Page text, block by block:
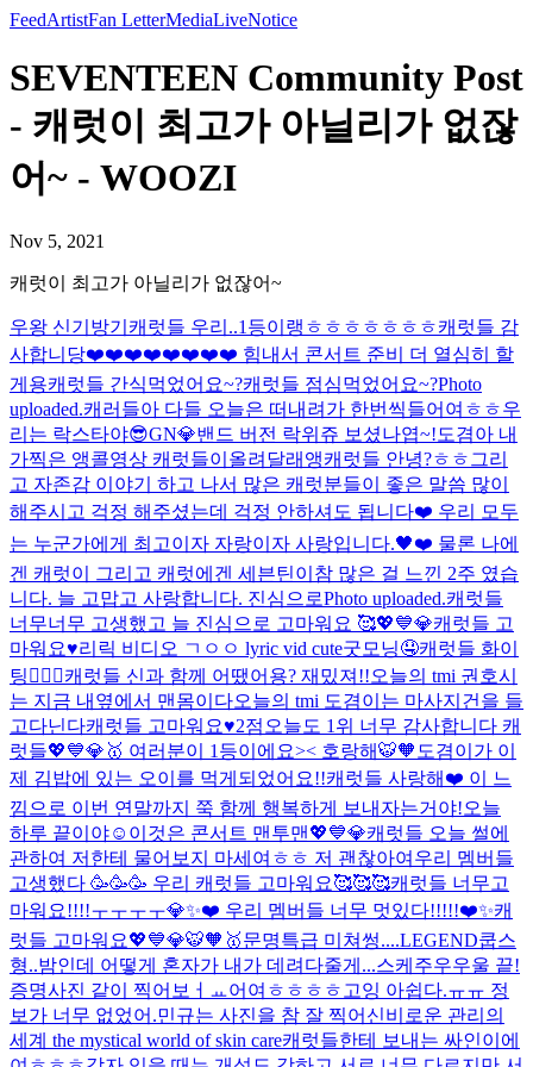
FeedArtistFan LetterMediaLiveNotice
SEVENTEEN Community Post
- 캐럿이 최고가 아닐리가 없잖
어~ - WOOZI
Nov 5, 2021
캐럿이 최고가 아닐리가 없잖어~
우왕 신기방기 캐럿들 우리..1등이랭ㅎㅎㅎㅎㅎㅎㅎ캐럿들 감
사합니당❤️❤️❤️❤️❤️❤️❤️❤️ 힘내서 콘서트 준비 더 열심히 할
게용캐럿들 간식먹었어요~?캐럿들 점심먹었어요~?Photo
uploaded.캐러들아 다들 오늘은 떠내려가 한번씩들어여ㅎㅎ우
리는 락스타야😎GN💎밴드 버전 락위쥬 보셨나엽~!도겸아 내
가찍은 앵콜영상 캐럿들이올려달래앵캐럿들 안녕?ㅎㅎ 그리
고 자존감 이야기 하고 나서 많은 캐럿분들이 좋은 말씀 많이
해주시고 걱정 해주셨는데 걱정 안하셔도 됩니다❤️ 우리 모두
는 누군가에게 최고이자 자랑이자 사랑입니다.🖤❤️ 물론 나에
겐 캐럿이 그리고 캐럿에겐 세븐틴이 참 많은 걸 느낀 2주 였습
니다. 늘 고맙고 사랑합니다. 진심으로Photo uploaded.캐럿들
너무너무 고생했고 늘 진심으로 고마워요 🥰💖💙💎캐럿들 고
마워요♥️리릭 비디오 ㄱㅇㅇ lyric vid cute굿모닝🤤캐럿들 화이
팅❤️‍🔥🔥캐럿들 신과 함께 어땠어용? 재밌져!!오늘의 tmi 권호시
는 지금 내옆에서 맨몸이다오늘의 tmi 도겸이는 마사지건을 들
고다닌다캐럿들 고마워요♥️2점 오늘도 1위 너무 감사합니다 캐
럿들💖💙💎🥇 여러분이 1등이에요>< 호랑해🐯🧡 도겸이가 이
제 김밥에 있는 오이를 먹게되었어요!!캐럿들 사랑해❤️ 이 느
낌으로 이번 연말까지 쭉 함께 행복하게 보내자는거야!오늘
하루 끝이야☺️ 이것은 콘서트 맨투맨💖💙💎캐럿들 오늘 썰에
관하여 저한테 물어보지 마세여ㅎㅎ 저 괜찮아여 우리 멤버들
고생했다 🥳🥳🥳 우리 캐럿들 고마워요🥰🥰🥰캐럿들 너무고
마워요!!!!ㅜㅜㅜㅜ💎✨❤️ 우리 멤버들 너무 멋있다!!!!!❤️✨캐
럿들 고마워요💖💙💎🐯🧡🥇문명특급 미쳐썽....LEGEND쿱스
형..밤인데 어떻게 혼자가 내가 데려다줄게...스케주우우울 끝!
증명사진 같이 찍어보ㅓㅛ어여ㅎㅎㅎㅎ 고잉 아쉽다.ㅠㅠ 정
보가 너무 없었어.민규는 사진을 참 잘 찍어 신비로운 관리의
세계 the mystical world of skin care캐럿들한테 보내는 싸인이에